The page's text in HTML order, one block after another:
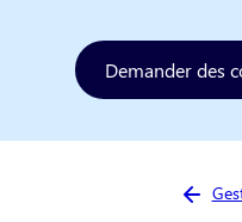
Demander des
Vous